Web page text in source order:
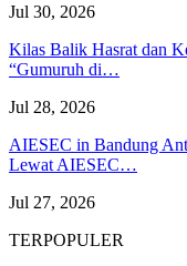
Jul 30, 2026
Kilas Balik Hasrat dan
“Gumuruh di…
Jul 28, 2026
AIESEC in Bandung
Lewat AIESEC…
Jul 27, 2026
TERPOPULER